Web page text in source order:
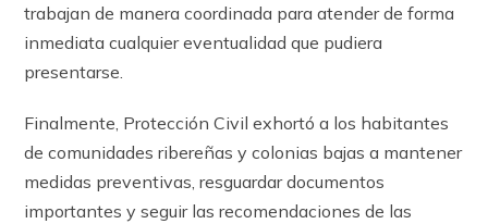
trabajan de manera coordinada para atender de forma
inmediata cualquier eventualidad que pudiera
presentarse.
Finalmente, Protección Civil exhortó a los habitantes
de comunidades ribereñas y colonias bajas a mantener
medidas preventivas, resguardar documentos
importantes y seguir las recomendaciones de las